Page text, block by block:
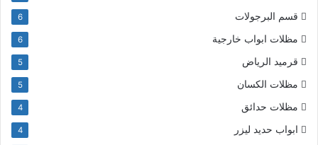
قسم البرجولات 6
مظلات ابواب خارجية 6
قرميد الرياض 5
مظلات الكسان 5
مظلات حدائق 4
ابواب حديد ليزر 4